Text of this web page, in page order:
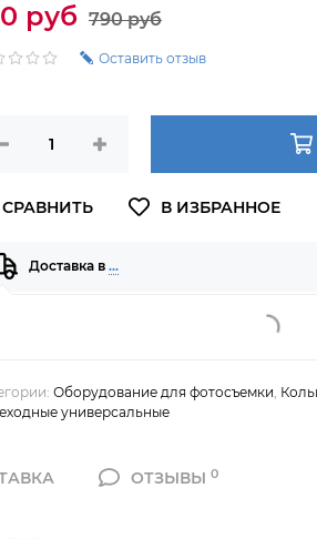
руб 790 руб
Оставить отзыв
Доставка в …
Оборудование для фотосъемки
универсальные
ОТЗЫВЫ 0